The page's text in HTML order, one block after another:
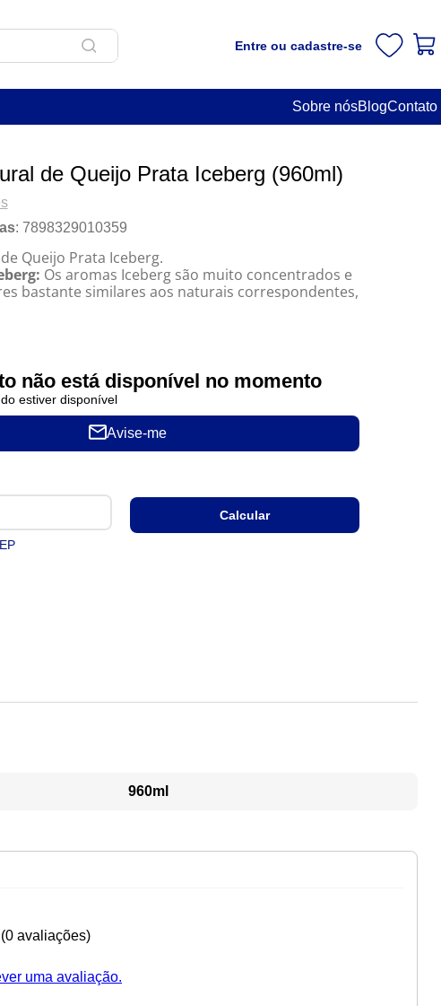
Entre ou cadastre-se
Sobre nósBlogContato
de Queijo Prata Iceberg (960ml)
: 7898329010359
Queijo Prata Iceberg.
Os aromas Iceberg são muito concentrados e
bastante similares aos naturais correspondentes,
com excelente sabor.
não está disponível no momento
estiver disponível
Avise-me
960ml
(0 avaliações)
uma avaliação.